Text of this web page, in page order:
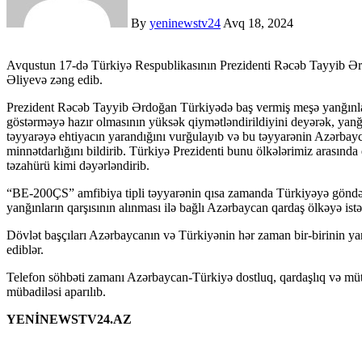
By yeninewstv24 Avq 18, 2024
Avqustun 17-də Türkiyə Respublikasının Prezidenti Rəcəb Tayyib Ərdoğan Azərbaycan Respublikasının Prezidenti İlham
Əliyevə zəng edib.
Prezident Rəcəb Tayyib Ərdoğan Türkiyədə baş vermiş meşə
göstərməyə hazır olmasının yüksək qiymətləndirildiyini deyərək,
təyyarəyə ehtiyacın yarandığını vurğulayıb və bu təyyarənin
minnətdarlığını bildirib. Türkiyə Prezidenti bunu ölkələrimiz
təzahürü kimi dəyərləndirib.
“BE-200ÇS” amfibiya tipli təyyarənin qısa zamanda Türkiyəyə
yanğınların qarşısının alınması ilə bağlı Azərbaycan qardaş ölkəyə
Dövlət başçıları Azərbaycanın və Türkiyənin hər zaman bir-birinin
ediblər.
Telefon söhbəti zamanı Azərbaycan-Türkiyə dostluq, qardaşlıq və
mübadiləsi aparılıb.
YENİNEWSTV24.AZ